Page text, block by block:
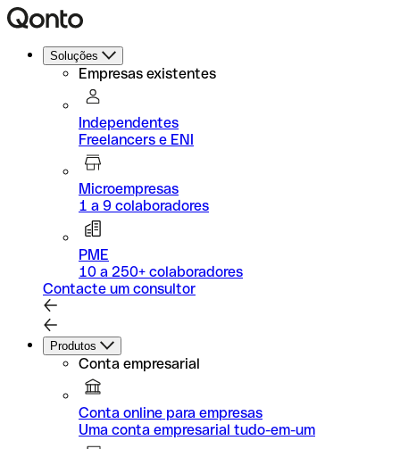
Soluções
Empresas existentes
Independentes
Freelancers e ENI
Microempresas
1 a 9 colaboradores
PME
10 a 250+ colaboradores
Contacte um consultor
Produtos
Conta empresarial
Conta online para empresas
Uma conta empresarial tudo-em-um